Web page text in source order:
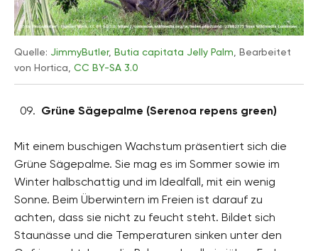
Quelle: JimmyButler, Butia capitata Jelly Palm , Bearbeitet
von Hortica, CC BY-SA 3.0
Grüne Sägepalme (Serenoa repens green)
Mit einem buschigen Wachstum präsentiert sich die
Grüne Sägepalme. Sie mag es im Sommer sowie im
Winter halbschattig und im Idealfall, mit ein wenig
Sonne. Beim Überwintern im Freien ist darauf zu
achten, dass sie nicht zu feucht steht. Bildet sich
Staunässe und die Temperaturen sinken unter den